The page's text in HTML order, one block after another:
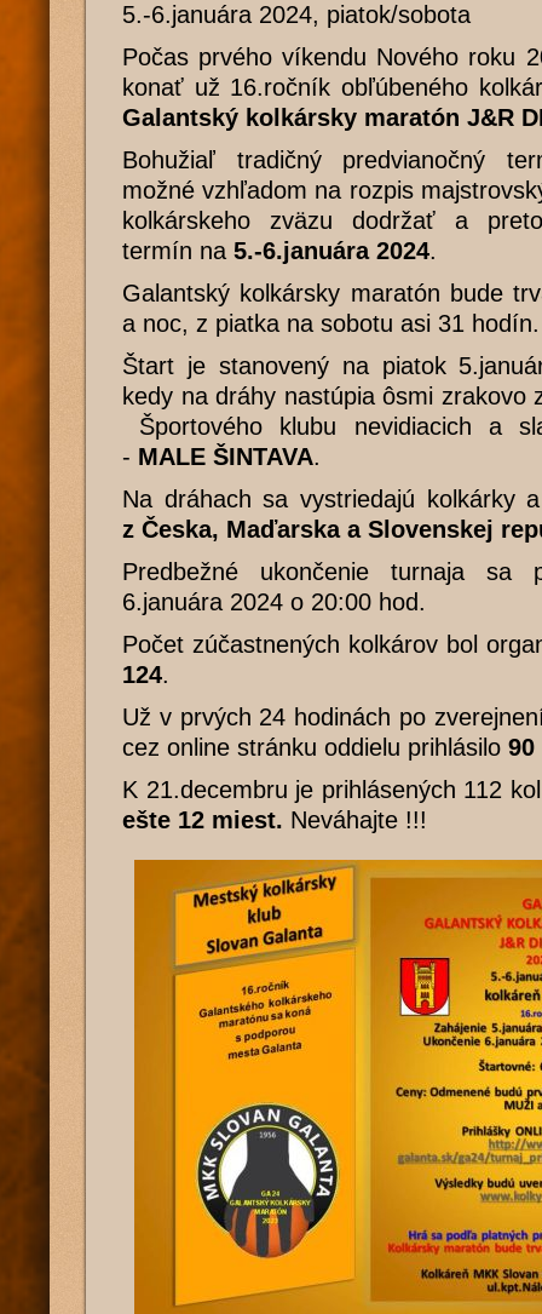
5.-6.januára 2024, piatok/sobota
Počas prvého víkendu Nového roku
konať už 16.ročník obľúbeného
Galantský kolkársky maratón J&R
Bohužiaľ tradičný predvianočný
možné vzhľadom na rozpis
kolkárskeho zväzu dodržať a
termín na 5.-6.januára 2024.
Galantský kolkársky maratón bude
a noc, z piatka na sobotu asi 31 hodín.
Štart je stanovený na piatok
kedy na dráhy nastúpia ôsmi zrakovo
Športového klubu nevidiacich a
- MALE ŠINTAVA.
Na dráhach sa vystriedajú kolkárky
z Česka, Maďarska a Slovenskej
Predbežné ukončenie turnaja sa
6.januára 2024 o 20:00 hod.
Počet zúčastnených kolkárov bol
124.
Už v prvých 24 hodinách po
cez online stránku oddielu prihlásilo
K 21.decembru je prihlásených 112
ešte 12 miest. Neváhajte !!!